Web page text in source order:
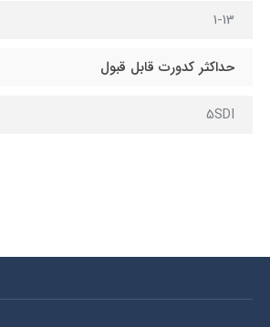
1-13
حداکثر کدورت قابل قبول
5SDI